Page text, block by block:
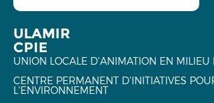
ULAMIR
CPIE
UNION LOCALE D'ANIMATION EN MILIEU
CENTRE PERMANENT D'INITIATIVES
L'ENVIRONNEMENT